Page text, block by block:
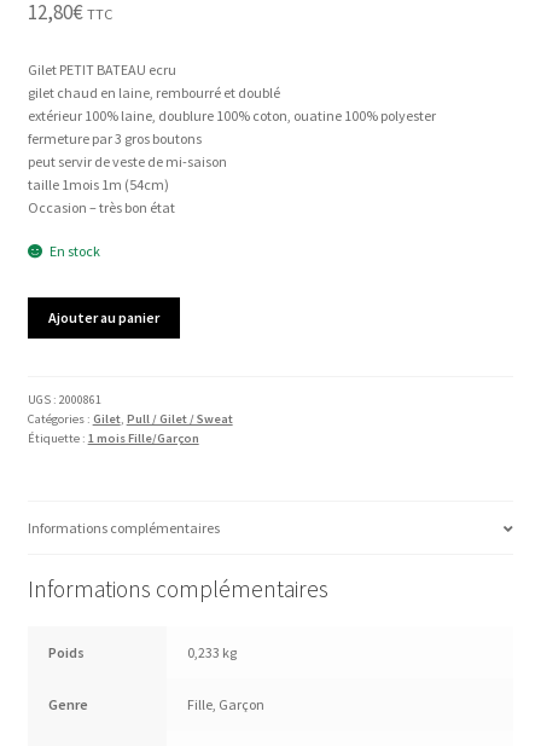
12,80€ TTC
Gilet PETIT BATEAU ecru
gilet chaud en laine, rembourré et doublé
extérieur 100% laine, doublure 100% coton, ouatine 100% polyester
fermeture par 3 gros boutons
peut servir de veste de mi-saison
taille 1mois 1m (54cm)
Occasion – très bon état
En stock
BATEAU
Ajouter au panier
UGS : 2000861
Catégories : Gilet, Pull / Gilet / Sweat
Étiquette : 1 mois Fille/Garçon
Informations complémentaires
Informations complémentaires
Poids 0,233 kg
Genre Fille, Garçon